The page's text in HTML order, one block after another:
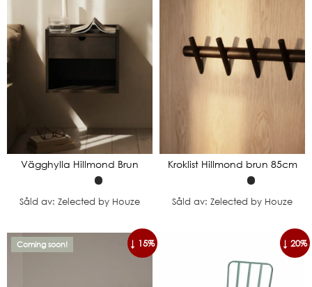
Vägghylla Hillmond Brun
Såld av: Zelected by Houze
Kroklist Hillmond brun 85cm
Såld av: Zelected by Houze
Coming soon! ↓ 15% ↓ 20%